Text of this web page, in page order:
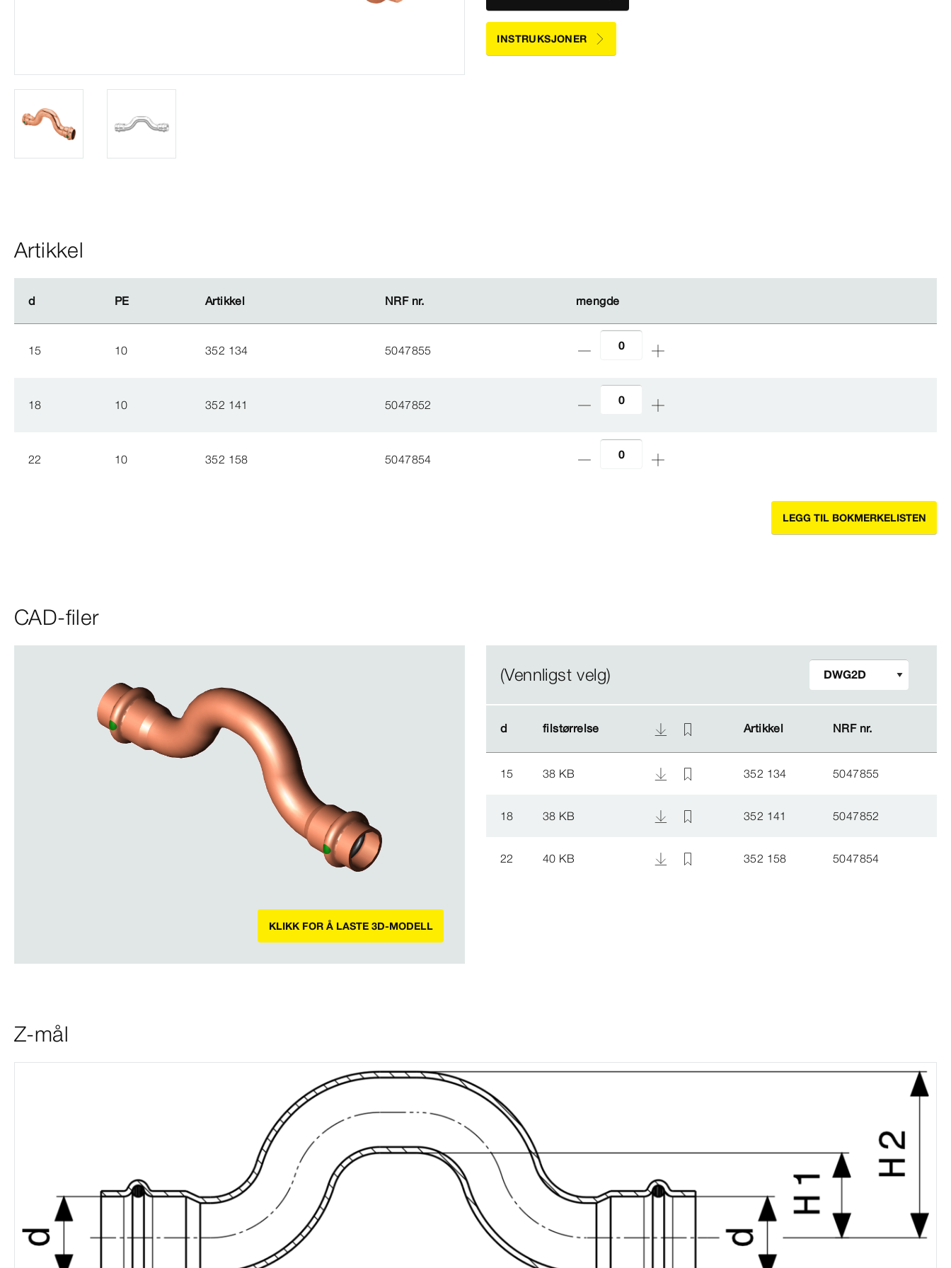
INSTRUKSJONER
Artikkel
d PE Artikkel NRF nr. mengde
d PE Artikkel NRF nr. mengde
15 10 352 134 5047855
18 10 352 141 5047852
22 10 352 158 5047854
LEGG TIL BOKMERKELISTEN
CAD-filer
KLIKK FOR Å LASTE 3D-MODELL
(Vennligst velg)
d filstørrelse Artikkel NRF nr.
d filstørrelse Artikkel NRF nr.
15 38 KB 352 134 5047855
18 38 KB 352 141 5047852
22 40 KB 352 158 5047854
Z-mål